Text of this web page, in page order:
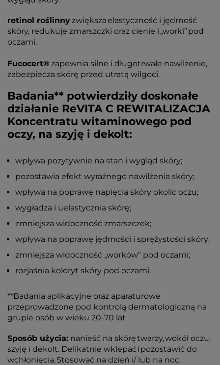
retinol roślinnyzwiększa elastyczność i jędrność
skóry, redukuje zmarszczki oraz cienie i „worki” pod
oczami.
Fucocert® zapewnia silne i długotrwałe nawilżenie,
zabezpiecza skórę przed utratą wilgoci.
Badania** potwierdziły doskonałe
działanie ReVITA C REWITALIZACJA
Koncentratu witaminowego pod
oczy, na szyję i dekolt:
wpływa pozytywnie na stan i wygląd skóry;
pozostawia efekt wyraźnego nawilżenia skóry;
wpływa na poprawę napięcia skóry okolic oczu;
wygładza i uelastycznia skórę;
zmniejsza widoczność zmarszczek;
wpływa na poprawę jędrności i sprężystości skóry;
zmniejsza widoczność „worków” pod oczami;
rozjaśnia koloryt skóry pod oczami.
**Badania aplikacyjne oraz aparaturowe
przeprowadzone pod kontrolą dermatologiczną na
grupie osób w wieku 20-70 lat
Sposób użycia: nanieść na skórę twarzy, wokół oczu,
szyję i dekolt. Delikatnie wklepać i pozostawić do
wchłonięcia. Stosować na dzień i/ lub na noc.